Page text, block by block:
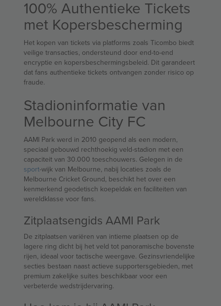
100% Authentieke Tickets
met Kopersbescherming
Het kopen van tickets via platforms zoals Ticombo biedt
veilige transacties, ondersteund door end-to-end
encryptie en kopersbeschermingsbeleid. Dit garandeert
dat fans authentieke tickets ontvangen zonder risico op
fraude.
Stadioninformatie van
Melbourne City FC
AAMI Park werd in 2010 geopend als een modern,
speciaal gebouwd rechthoekig veld-stadion met een
capaciteit van 30.000 toeschouwers. Gelegen in de
sport-wijk van Melbourne, nabij locaties zoals de
Melbourne Cricket Ground, beschikt het over een
kenmerkend geodetisch koepeldak en faciliteiten van
wereldklasse voor fans.
Zitplaatsengids AAMI Park
De zitplaatsen variëren van intieme plaatsen op de
lagere ring dicht bij het veld tot panoramische bovenste
rijen, ideaal voor tactische weergave. Gezinsvriendelijke
secties bestaan naast actieve supportersgebieden, met
premium zakelijke suites beschikbaar voor een
verbeterde wedstrijdervaring.